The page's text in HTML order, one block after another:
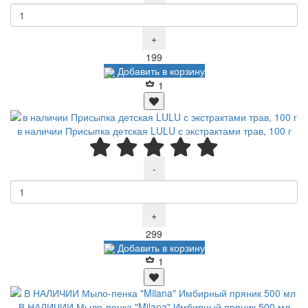
+
199
Добавить в корзину
1
в наличии Присыпка детская LULU с экстрактами трав, 100 г
-
+
299
Добавить в корзину
1